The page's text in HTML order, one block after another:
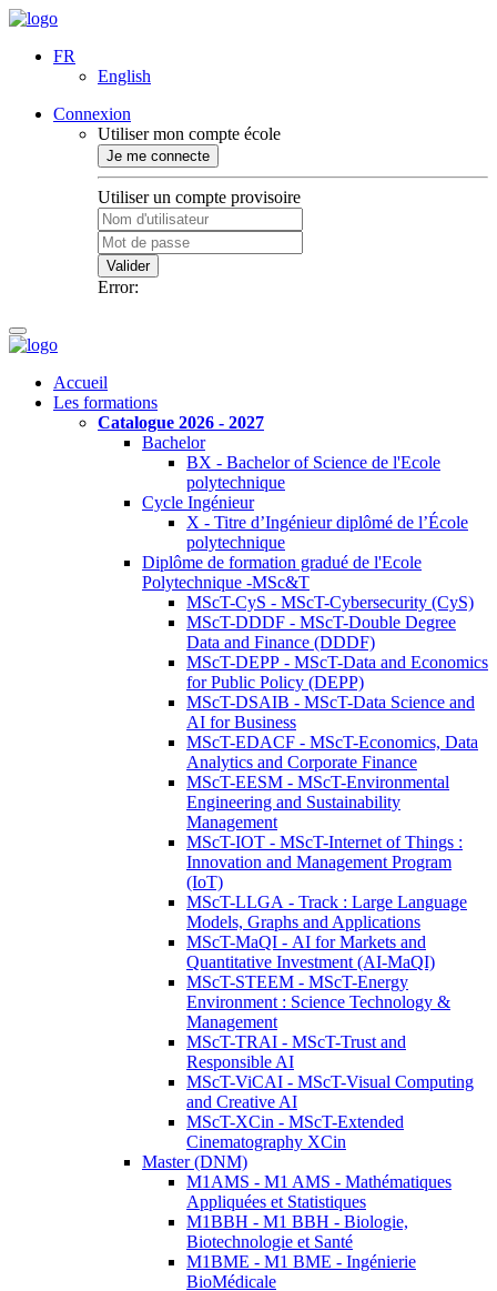
FR
English
Connexion
Utiliser mon compte école
Je me connecte
Utiliser un compte provisoire
Valider
Error:
Accueil
Les formations
Catalogue 2026 - 2027
Bachelor
BX - Bachelor of Science de l'Ecole
polytechnique
Cycle Ingénieur
X - Titre d’Ingénieur diplômé de l’École
polytechnique
Diplôme de formation gradué de l'Ecole
Polytechnique -MSc&T
MScT-CyS - MScT-Cybersecurity (CyS)
MScT-DDDF - MScT-Double Degree
Data and Finance (DDDF)
MScT-DEPP - MScT-Data and Economics
for Public Policy (DEPP)
MScT-DSAIB - MScT-Data Science and
AI for Business
MScT-EDACF - MScT-Economics, Data
Analytics and Corporate Finance
MScT-EESM - MScT-Environmental
Engineering and Sustainability
Management
MScT-IOT - MScT-Internet of Things :
Innovation and Management Program
(IoT)
MScT-LLGA - Track : Large Language
Models, Graphs and Applications
MScT-MaQI - AI for Markets and
Quantitative Investment (AI-MaQI)
MScT-STEEM - MScT-Energy
Environment : Science Technology &
Management
MScT-TRAI - MScT-Trust and
Responsible AI
MScT-ViCAI - MScT-Visual Computing
and Creative AI
MScT-XCin - MScT-Extended
Cinematography XCin
Master (DNM)
M1AMS - M1 AMS - Mathématiques
Appliquées et Statistiques
M1BBH - M1 BBH - Biologie,
Biotechnologie et Santé
M1BME - M1 BME - Ingénierie
BioMédicale